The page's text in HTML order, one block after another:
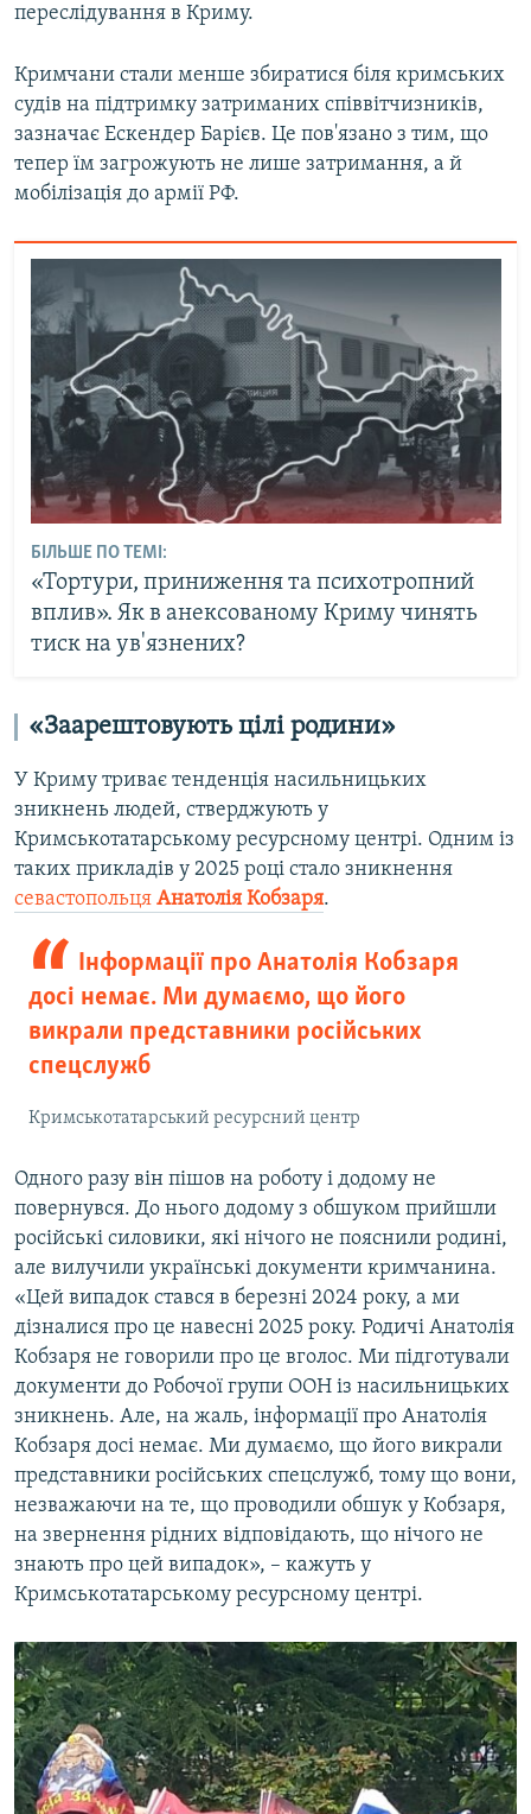
переслідування в Криму.
Кримчани стали менше збиратися біля кримських
судів на підтримку затриманих співвітчизників,
зазначає Ескендер Барієв. Це пов'язано з тим, що
тепер їм загрожують не лише затримання, а й
мобілізація до армії РФ.
БІЛЬШЕ ПО ТЕМІ:
«Тортури, приниження та психотропний
вплив». Як в анексованому Криму чинять
тиск на ув'язнених?
«Заарештовують цілі родини»
У Криму триває тенденція насильницьких
зникнень людей, стверджують у
Кримськотатарському ресурсному центрі. Одним із
таких прикладів у 2025 році стало зникнення
севастопольця Анатолія Кобзаря.
Інформації про Анатолія Кобзаря
досі немає. Ми думаємо, що його
викрали представники російських
спецслужб
Кримськотатарський ресурсний центр
Одного разу він пішов на роботу і додому не
повернувся. До нього додому з обшуком прийшли
російські силовики, які нічого не пояснили родині,
але вилучили українські документи кримчанина.
«Цей випадок стався в березні 2024 року, а ми
дізналися про це навесні 2025 року. Родичі Анатолія
Кобзаря не говорили про це вголос. Ми підготували
документи до Робочої групи ООН із насильницьких
зникнень. Але, на жаль, інформації про Анатолія
Кобзаря досі немає. Ми думаємо, що його викрали
представники російських спецслужб, тому що вони,
незважаючи на те, що проводили обшук у Кобзаря,
на звернення рідних відповідають, що нічого не
знають про цей випадок», – кажуть у
Кримськотатарському ресурсному центрі.